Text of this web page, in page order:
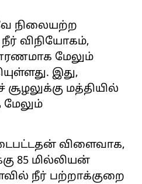
நிலையற்ற
விநியோகம்,
மேலும்
இது,
சூழலுக்கு மத்தியில்
விளைவாக,
85 மில்லியன்
நீர் பற்றாக்குறை